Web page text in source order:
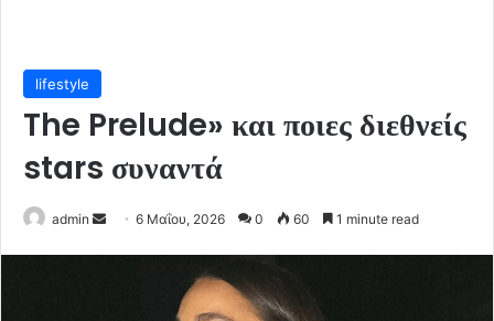
lifestyle
The Prelude» και ποιες διεθνείς
stars συναντά
admin
Send6 Μαΐου, 2026 0 60 1 minute read